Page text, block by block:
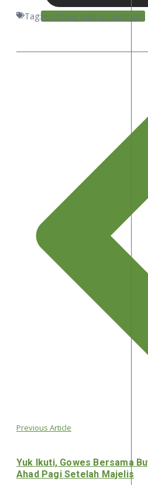
Tag:reportase radioqu kuningan
Previous Article
Yuk Ikuti, Gowes Bersama
Ahad Pagi Setelah Majelis